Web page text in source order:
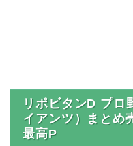
リポビタンD プロ
イアンツ）まとめ
最高P